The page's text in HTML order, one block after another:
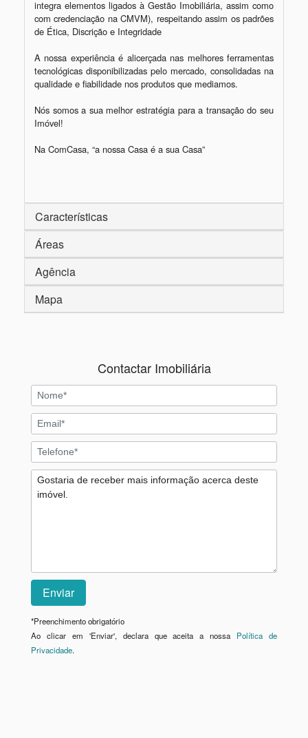
integra elementos ligados à Gestão Imobiliária, assim como
com credenciação na CMVM), respeitando assim os padrões
de Ética, Discrição e Integridade
A nossa experiência é alicerçada nas melhores ferramentas
tecnológicas disponibilizadas pelo mercado, consolidadas na
qualidade e fiabilidade nos produtos que mediamos.
Nós somos a sua melhor estratégia para a transação do seu
Imóvel!
Na ComCasa, “a nossa Casa é a sua Casa”
Características
Áreas
Agência
Mapa
Contactar Imobiliária
*Preenchimento obrigatório
Ao clicar em 'Enviar', declara que aceita a nossa Política de
Privacidade.